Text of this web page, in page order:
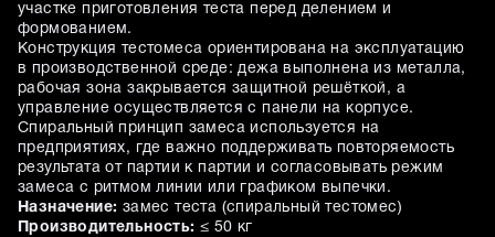
участке приготовления теста перед делением и
формованием.
Конструкция тестомеса ориентирована на эксплуатацию
в производственной среде: дежа выполнена из металла,
рабочая зона закрывается защитной решёткой, а
управление осуществляется с панели на корпусе.
Спиральный принцип замеса используется на
предприятиях, где важно поддерживать повторяемость
результата от партии к партии и согласовывать режим
замеса с ритмом линии или графиком выпечки.
Назначение: замес теста (спиральный тестомес)
Производительность: ≤ 50 кг